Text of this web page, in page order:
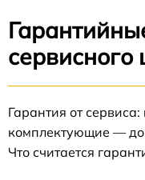
сервисного
Гарантия от
комплектующие — до
Что считается